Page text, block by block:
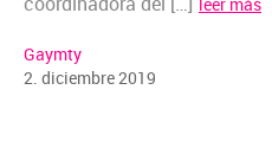
Gaymty
2. diciembre2019